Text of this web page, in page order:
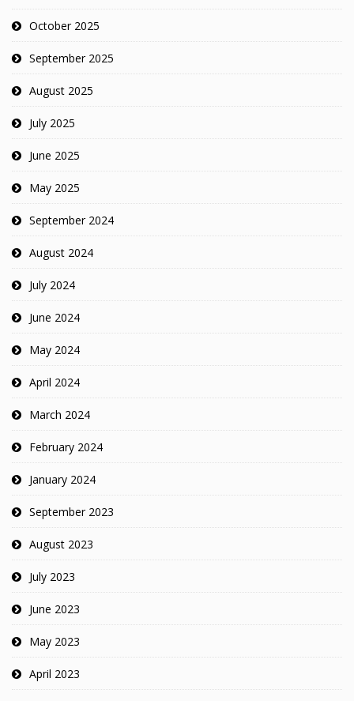
October 2025
September 2025
August 2025
July 2025
June 2025
May 2025
September 2024
August 2024
July 2024
June 2024
May 2024
April 2024
March 2024
February 2024
January 2024
September 2023
August 2023
July 2023
June 2023
May 2023
April 2023